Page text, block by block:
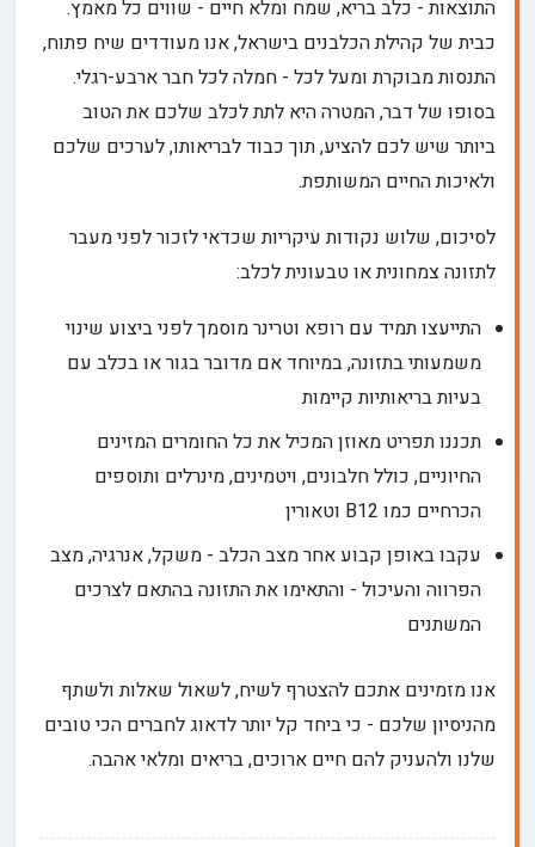
התוצאות - כלב בריא, שמח ומלא חיים - שווים כל מאמץ.
כבית של קהילת הכלבנים בישראל, אנו מעודדים שיח פתוח,
התנסות מבוקרת ומעל לכל - חמלה לכל חבר ארבע-רגלי.
בסופו של דבר, המטרה היא לתת לכלב שלכם את הטוב
ביותר שיש לכם להציע, תוך כבוד לבריאותו, לערכים שלכם
ולאיכות החיים המשותפת.
לסיכום, שלוש נקודות עיקריות שכדאי לזכור לפני מעבר
לתזונה צמחונית או טבעונית לכלב:
התייעצו תמיד עם רופא וטרינר מוסמך לפני ביצוע שינוי
משמעותי בתזונה, במיוחד אם מדובר בגור או בכלב עם
בעיות בריאותיות קיימות
תכננו תפריט מאוזן המכיל את כל החומרים המזינים
החיוניים, כולל חלבונים, ויטמינים, מינרלים ותוספים
הכרחיים כמו B12 וטאורין
עקבו באופן קבוע אחר מצב הכלב - משקל, אנרגיה, מצב
הפרווה והעיכול - והתאימו את התזונה בהתאם לצרכים
המשתנים
אנו מזמינים אתכם להצטרף לשיח, לשאול שאלות ולשתף
מהניסיון שלכם - כי ביחד קל יותר לדאוג לחברים הכי טובים
שלנו ולהעניק להם חיים ארוכים, בריאים ומלאי אהבה.